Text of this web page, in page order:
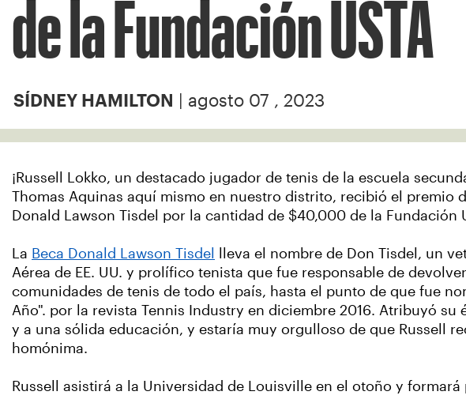
de la Fundación USTA
SÍDNEY HAMILTON | agosto 07 , 2023
¡Russell Lokko, un destacado jugador de tenis de la escuela
Thomas Aquinas aquí mismo en nuestro distrito, recibió el premio
Donald Lawson Tisdel por la cantidad de $40,000 de la Fundación
La Beca Donald Lawson Tisdel
lleva el nombre de Don Tisdel, un
Aérea de EE. UU. y prolífico tenista que fue responsable de
comunidades de tenis de todo el país, hasta el punto de que fue
Año". por la revista Tennis Industry en diciembre 2016. Atribuyó su
y a una sólida educación, y estaría muy orgulloso de que Russell
homónima.
Russell asistirá a la Universidad de Louisville en el otoño y